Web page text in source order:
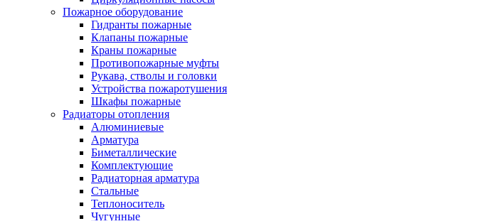
Пожарное оборудование
Гидранты пожарные
Клапаны пожарные
Краны пожарные
Противопожарные муфты
Рукава, стволы и головки
Устройства пожаротушения
Шкафы пожарные
Радиаторы отопления
Алюминиевые
Арматура
Биметаллические
Комплектующие
Радиаторная арматура
Стальные
Теплоноситель
Чугунные